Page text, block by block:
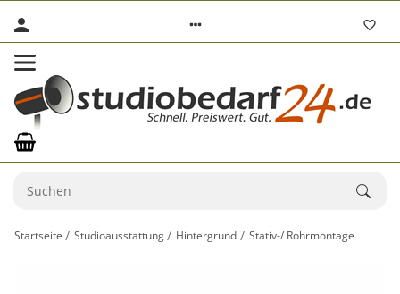
Startseite Studioausstattung Hintergrund Stativ-/ Rohrmontage